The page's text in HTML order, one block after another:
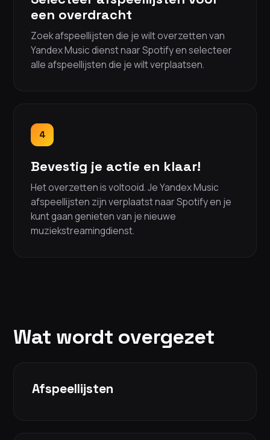
een overdracht
Zoek afspeellijsten die je wilt overzetten van
Yandex Music dienst naar Spotify en selecteer
alle afspeellijsten die je wilt verplaatsen.
4
Bevestig je actie en klaar!
Het overzetten is voltooid. Je Yandex Music
afspeellijsten zijn verplaatst naar Spotify en je
kunt gaan genieten van je nieuwe
muziekstreamingdienst.
Wat wordt overgezet
Afspeellijsten